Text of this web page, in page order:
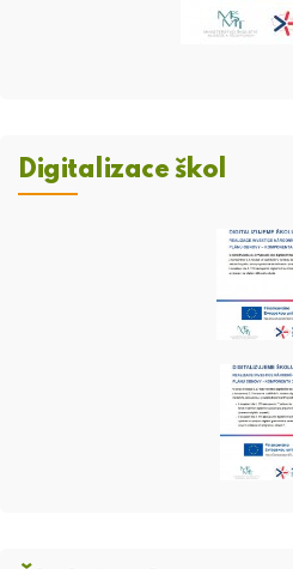
Digitalizace škol